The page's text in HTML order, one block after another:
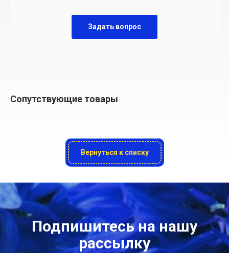
Задать вопрос
Сопутствующие товары
Вернуться к списку
Подпишитесь на нашу
рассылку